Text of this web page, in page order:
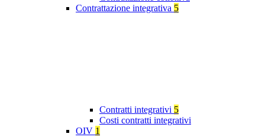
Contrattazione integrativa 5
Contratti integrativi 5
Costi contratti integrativi
OIV 1